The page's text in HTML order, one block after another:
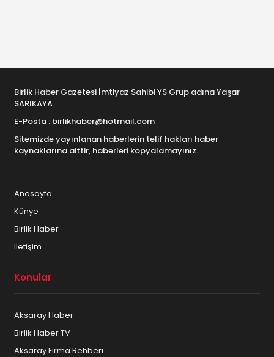
Birlik Haber Gazetesi İmtiyaz Sahibi YS Grup adına Yaşar
SARIKAYA
E-Posta : birlikhaber@hotmail.com
Sitemizde yayınlanan haberlerin telif hakları haber
kaynaklarına aittir, haberleri kopyalamayınız.
Anasayfa
Künye
Birlik Haber
İletişim
Konular
Aksaray Haber
Birlik Haber TV
Aksaray Firma Rehberi